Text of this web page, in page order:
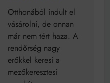
Otthonából indult el
vásárolni, de onnan
már nem tért haza. A
rendőrség nagy
erőkkel keresi a
mezőkeresztesi